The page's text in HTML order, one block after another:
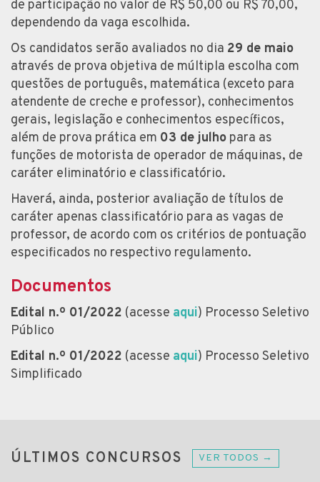
de participação no valor de R$ 50,00 ou R$ 70,00,
dependendo da vaga escolhida.
Os candidatos serão avaliados no dia 29 de maio
através de prova objetiva de múltipla escolha com
questões de português, matemática (exceto para
atendente de creche e professor), conhecimentos
gerais, legislação e conhecimentos específicos,
além de prova prática em 03 de julho para as
funções de motorista de operador de máquinas, de
caráter eliminatório e classificatório.
Haverá, ainda, posterior avaliação de títulos de
caráter apenas classificatório para as vagas de
professor, de acordo com os critérios de pontuação
especificados no respectivo regulamento.
Documentos
Edital n.º 01/2022 (acesse aqui) Processo Seletivo
Público
Edital n.º 01/2022 (acesse aqui) Processo Seletivo
Simplificado
ÚLTIMOS CONCURSOS VER TODOS →